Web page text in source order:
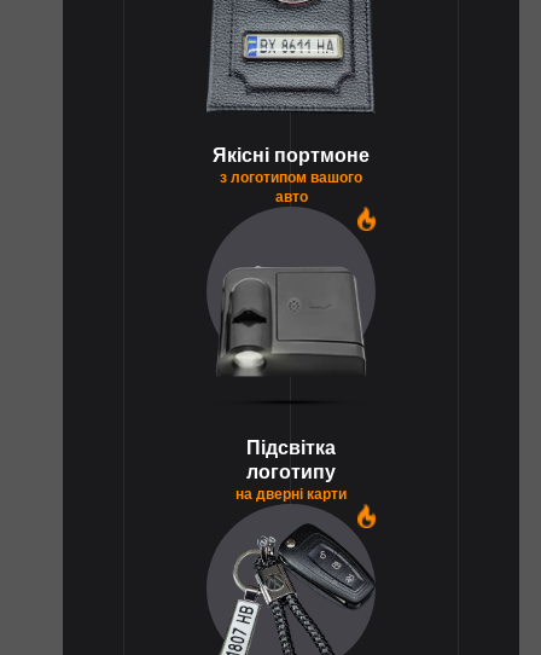
Якісні портмоне
з логотипом вашого
авто
Підсвітка
логотипу
на дверні карти